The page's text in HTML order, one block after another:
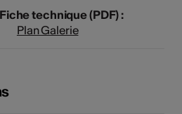
Fiche technique (PDF) :
Plan Galerie